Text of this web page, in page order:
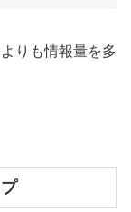
りも情報量を多